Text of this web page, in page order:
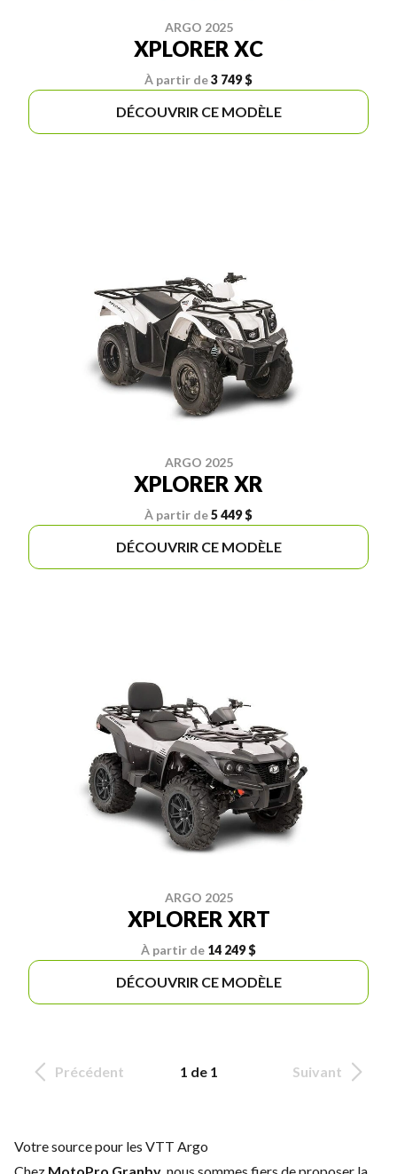
ARGO 2025
XPLORER XC
À partir de3 749 $
DÉCOUVRIR CE MODÈLE
ARGO 2025
XPLORER XR
À partir de5 449 $
DÉCOUVRIR CE MODÈLE
ARGO 2025
XPLORER XRT
À partir de 14 249 $
DÉCOUVRIR CE MODÈLE
Précédent 1 de 1 Suivant
Votre source pour les VTT Argo